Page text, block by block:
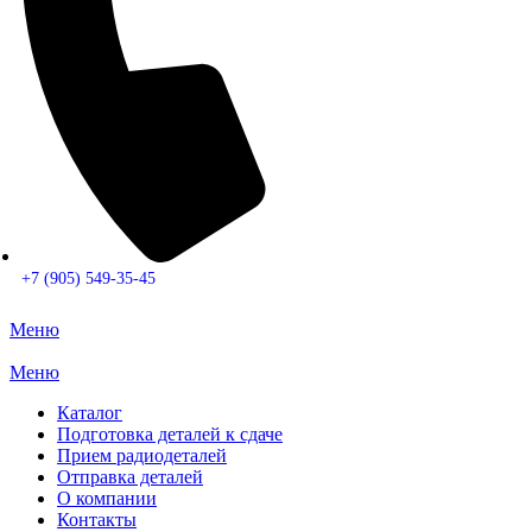
+7 (905) 549-35-45
Меню
Меню
Каталог
Подготовка деталей к сдаче
Прием радиодеталей
Отправка деталей
О компании
Контакты